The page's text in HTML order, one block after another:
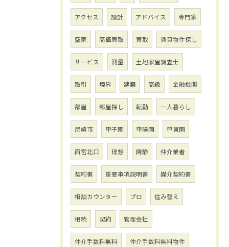
アクセス 設計 アドバイス 専門家
空家 高価買取 買取 賃貸物件探し
サービス 測量 土地家屋調査士
取引 境界 建築 高級 金融機関
部屋 部屋探し 転勤 一人暮らし
尼崎市 甲子園 甲陽園 甲東園
西宮北口 理想 閑静 仲介業者
契約書 重要事項説明書 媒介契約書
相談カウンター プロ 住み替え
相続 契約 管理会社
仲介手数料無料 仲介手数料無料物件